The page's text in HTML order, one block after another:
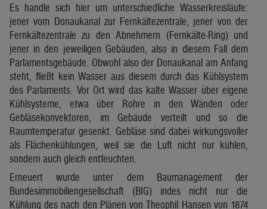
Es handle sich hier um unterschiedliche Wasserkreisläufe:
jener vom Donaukanal zur Fernkältezentrale, jener von der
Fernkältezentrale zu den Abnehmern (Fernkälte-Ring) und
jener in den jeweiligen Gebäuden, also in diesem Fall dem
Parlamentsgebäude. Obwohl also der Donaukanal am Anfang
steht, fließt kein Wasser aus diesem durch das Kühlsystem
des Parlaments. Vor Ort wird das kalte Wasser über eigene
Kühlsysteme, etwa über Rohre in den Wänden oder
Gebläsekonvektoren, im Gebäude verteilt und so die
Raumtemperatur gesenkt. Gebläse sind dabei wirkungsvoller
als Flächenkühlungen, weil sie die Luft nicht nur kühlen,
sondern auch gleich entfeuchten.
Erneuert wurde unter dem Baumanagement der
Bundesimmobiliengesellschaft (BIG) indes nicht nur die
Kühlung des nach den Plänen von Theophil Hansen von 1874